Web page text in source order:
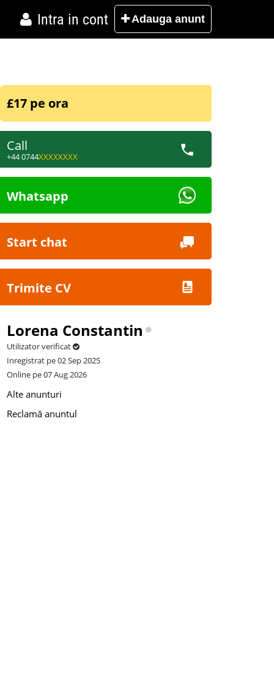
Intra in cont Adauga anunt
£17 pe ora
Call
+44 0744XXXXXXXX
Whatsapp
Start chat
Trimite CV
Lorena Constantin
Utilizator verificat
Inregistrat pe 02 Sep 2025
Online pe 07 Aug 2026
Alte anunturi
Reclamă anuntul